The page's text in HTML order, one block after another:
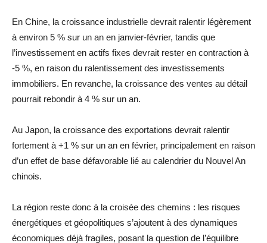
En Chine, la croissance industrielle devrait ralentir légèrement
à environ 5 % sur un an en janvier-février, tandis que
l’investissement en actifs fixes devrait rester en contraction à
-5 %, en raison du ralentissement des investissements
immobiliers. En revanche, la croissance des ventes au détail
pourrait rebondir à 4 % sur un an.
Au Japon, la croissance des exportations devrait ralentir
fortement à +1 % sur un an en février, principalement en raison
d’un effet de base défavorable lié au calendrier du Nouvel An
chinois.
La région reste donc à la croisée des chemins : les risques
énergétiques et géopolitiques s’ajoutent à des dynamiques
économiques déjà fragiles, posant la question de l’équilibre